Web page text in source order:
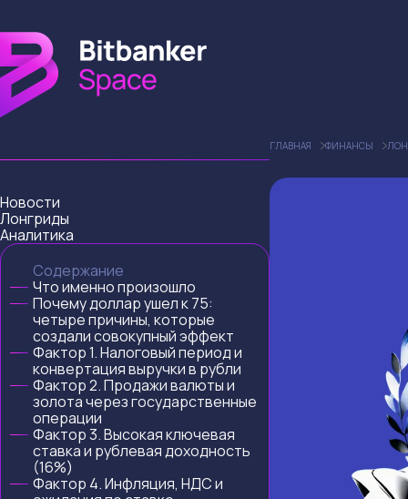
Новости
Лонгриды
Аналитика
Содержание
Что именно произошло
Почему доллар ушел к 75:
четыре причины, которые
создали совокупный эффект
Фактор 1. Налоговый период и
конвертация выручки в рубли
Фактор 2. Продажи валюты и
золота через государственные
операции
Фактор 3. Высокая ключевая
ставка и рублевая доходность
(16%)
Фактор 4. Инфляция, НДС и
ГЛАВНАЯ ФИНАНСЫ